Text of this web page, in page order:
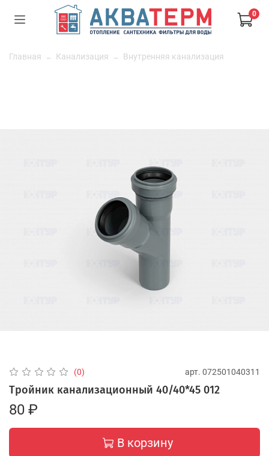
0
Главная Канализация Внутренняя канализация
(0) арт. 072501040311
Тройник канализационный 40/40*45 012
80 ₽
В корзину